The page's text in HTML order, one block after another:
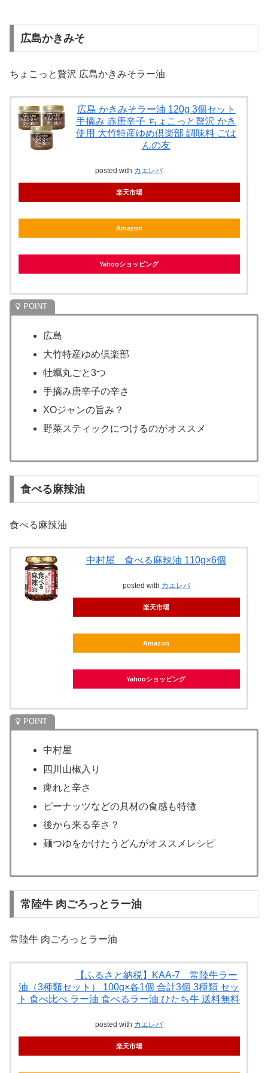
広島かきみそ
ちょこっと贅沢 広島かきみそラー油
広島 かきみそラー油 120g 3個セット
手摘み 赤唐辛子 ちょこっと贅沢 かき
使用 大竹特産ゆめ倶楽部 調味料 ごは
んの友
posted with カエレバ
楽天市場
Amazon
Yahooショッピング
広島
大竹特産ゆめ倶楽部
牡蠣丸ごと3つ
手摘み唐辛子の辛さ
XOジャンの旨み？
野菜スティックにつけるのがオススメ
食べる麻辣油
食べる麻辣油
中村屋 食べる麻辣油 110g×6個
posted with カエレバ
楽天市場
Amazon
Yahooショッピング
中村屋
四川山椒入り
痺れと辛さ
ピーナッツなどの具材の食感も特徴
後から来る辛さ？
麺つゆをかけたうどんがオススメレシピ
常陸牛 肉ごろっとラー油
常陸牛 肉ごろっとラー油
【ふるさと納税】KAA-7 常陸牛ラー
油（3種類セット） 100g×各1個 合計3個 3種類 セッ
ト 食べ比べ ラー油 食べるラー油 ひたち牛 送料無料
posted with カエレバ
楽天市場